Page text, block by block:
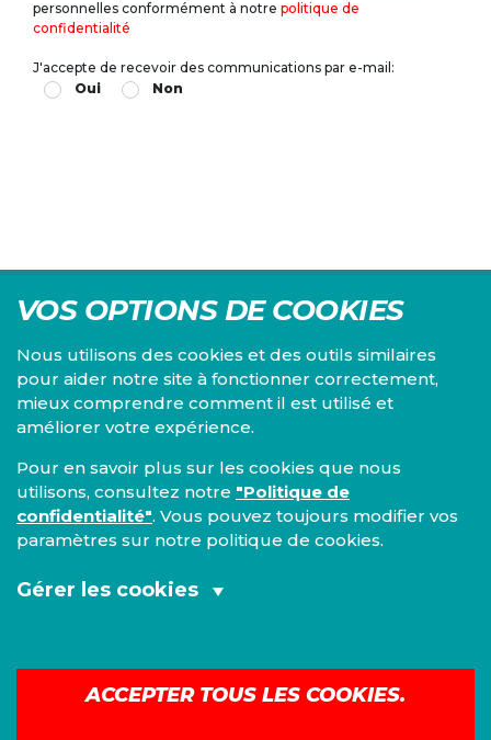
personnelles conformément à notre politique de
confidentialité
J'accepte de recevoir des communications par e-mail:
Oui
Non
VOS OPTIONS DE COOKIES
Nous utilisons des cookies et des outils similaires
pour aider notre site à fonctionner correctement,
mieux comprendre comment il est utilisé et
améliorer votre expérience.
Pour en savoir plus sur les cookies que nous
utilisons, consultez notre "Politique de
confidentialité". Vous pouvez toujours modifier vos
paramètres sur notre politique de cookies.
Gérer les cookies
ACCEPTER TOUS LES COOKIES.
Centre d'études du PS, l'Institut Emile Vandervelde se
consacre à la recherche sur toutes les questions d'ordre
économique, social, financier, administratif, politique,
éthique, juridique et environnemental.
IEV
1000 Bruxelles